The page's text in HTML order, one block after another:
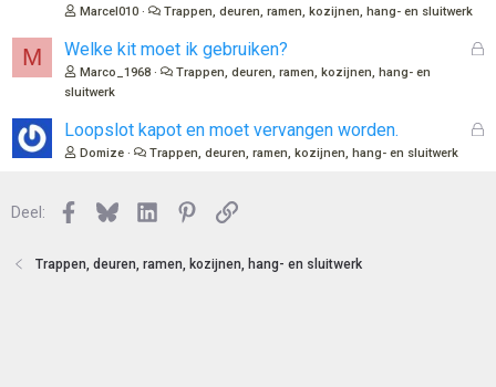
o
Marcel010 Trappen, deuren, ramen, kozijnen, hang- en sluitwerk
M
G
o
Welke kit moet ik gebruiken?
Marco_1968
Trappen, deuren, ramen, kozijnen, hang- en
sluitwerk
G
Loopslot kapot en moet vervangen worden.
Domize Trappen, deuren, ramen, kozijnen, hang- en sluitwerk
Deel: Facebook
BlueskyLinkedInPinterest
Link
Trappen, deuren, ramen, kozijnen, hang- en sluitwerk